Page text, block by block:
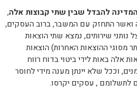
להבדל שבין שתי קבוצות אלה,
ואשר התחזק עם המשבר, ברוב העסקים,
נותני שירותים, נמצא שתי הוצאות
מסוגי ההוצאות האחרות) הוצאות
אלה באות לידי ביטוי בדוח רווח
וככל שלא יינתן מענה מידי לחוסר
לתשלומם , עסקים יקרסו.